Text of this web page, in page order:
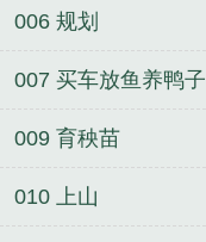
006 规划
007 买车放鱼养鸭子
009 育秧苗
010 上山